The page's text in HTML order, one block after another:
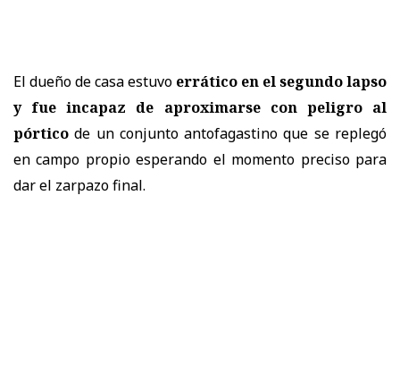
El dueño de casa estuvo errático en el segundo lapso
y fue incapaz de aproximarse con peligro al
pórtico de un conjunto antofagastino que se replegó
en campo propio esperando el momento preciso para
dar el zarpazo final.